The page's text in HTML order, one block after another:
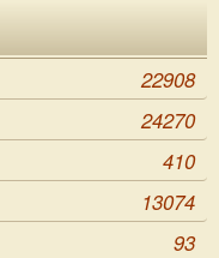
22908
24270
410
13074
93